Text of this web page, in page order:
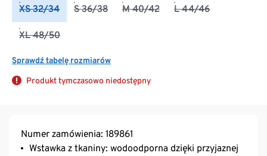
XS 32/34 S 36/38 M 40/42 L 44/46
XL 48/50
Sprawdź tabelę rozmiarów
Produkt tymczasowo niedostępny
Numer zamówienia: 189861
Wstawka z tkaniny: wodoodporna dzięki przyjaznej